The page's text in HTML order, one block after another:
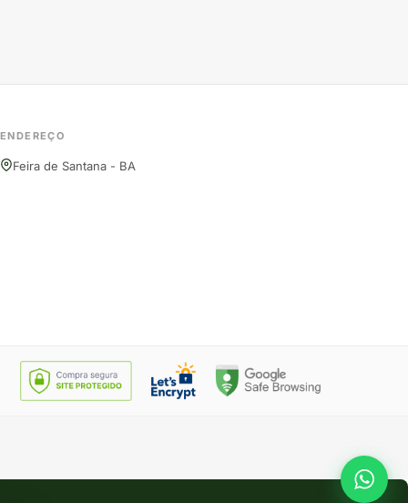
ENDEREÇO
Feira de Santana - BA